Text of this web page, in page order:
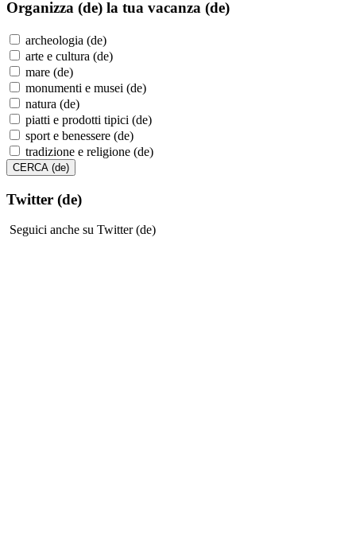
Organizza (de) la tua vacanza (de)
archeologia (de)
arte e cultura (de)
mare (de)
monumenti e musei (de)
natura (de)
piatti e prodotti tipici (de)
sport e benessere (de)
tradizione e religione (de)
Twitter (de)
Seguici anche su Twitter (de)